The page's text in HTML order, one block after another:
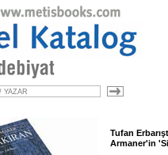
Tufan
Armaner'in